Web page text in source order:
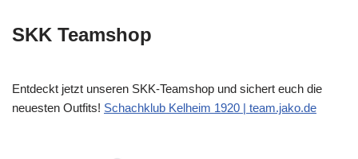
SKK Teamshop
Entdeckt jetzt unseren SKK-Teamshop und sichert euch die
neuesten Outfits! Schachklub Kelheim 1920 | team.jako.de